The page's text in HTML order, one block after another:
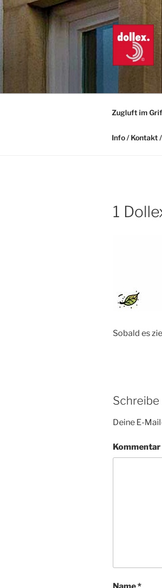
Zum
Inhalt
springen
Zugluft im
Info / Kontakt
1
Sobald es
Deine E-
Kommentar